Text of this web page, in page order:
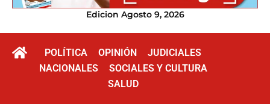
Edicion Agosto 9, 2026
POLÍTICA OPINIÓN
JUDICIALES
NACIONALES
SOCIALES Y CULTURA
SALUD